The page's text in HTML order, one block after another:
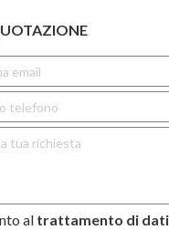
al trattamento di